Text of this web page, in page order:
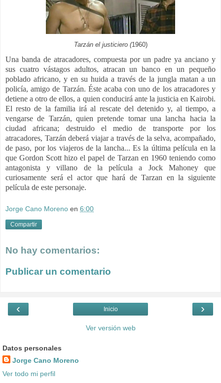
Tarzán el justiciero (1960)
Una banda de atracadores, compuesta por un padre ya anciano y
sus cuatro vástagos adultos, atracan un banco en un pequeño
poblado africano, y en su huida a través de la jungla matan a un
policía, amigo de Tarzán. Éste acaba con uno de los atracadores y
detiene a otro de ellos, a quien conducirá ante la justicia en Kairobi.
El resto de la familia irá al rescate del detenido y, al tiempo, a
vengarse de Tarzán, quien pretende tomar una lancha hacia la
ciudad africana; destruido el medio de transporte por los
atracadores, Tarzán deberá viajar a través de la selva, acompañado,
de paso, por los viajeros de la lancha... Es la última película en la
que Gordon Scott hizo el papel de Tarzan en 1960 teniendo como
antagonista y villano de la película a Jock Mahoney que
curiosamente será el actor que hará de Tarzan en la siguiente
película de este personaje.
Jorge Cano Moreno en 6:00
Compartir
No hay comentarios:
Publicar un comentario
‹ ›
Inicio
Ver versión web
Datos personales
Jorge Cano Moreno
Ver todo mi perfil